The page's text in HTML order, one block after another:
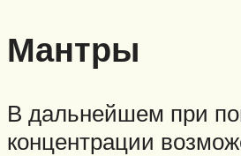
Мантры
В дальнейшем при
концентрации